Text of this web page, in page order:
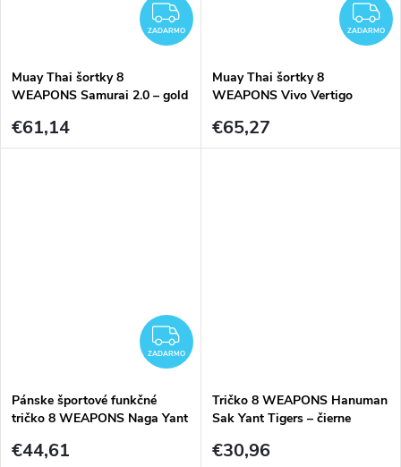
ZADARMO
ZADARMO
Muay Thai šortky 8
WEAPONS Samurai 2.0 – gold
€61,14
ZADARMO
Muay Thai šortky 8
WEAPONS Vivo Vertigo
€65,27
ZADARMO
ZADARMO
Pánske športové funkčné
tričko 8 WEAPONS Naga Yant
€44,61
Tričko 8 WEAPONS Hanuman
Sak Yant Tigers – čierne
€30,96